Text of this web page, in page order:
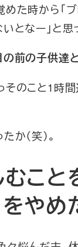
た時から「
となー」と
の前の子供達
そのこと1時
か（笑）。
こと
やめ